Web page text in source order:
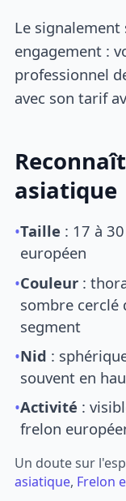
Le signalement
engagement :
professionnel
avec son tarif
asiatique
•Taille : 17 à
européen
•Couleur :
sombre cerclé
segment
•Nid :
souvent en
•Activité :
frelon
Un doute sur
asiatique, Frelon